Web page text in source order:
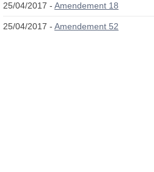
25/04/2017 - Amendement 18
25/04/2017 - Amendement 52